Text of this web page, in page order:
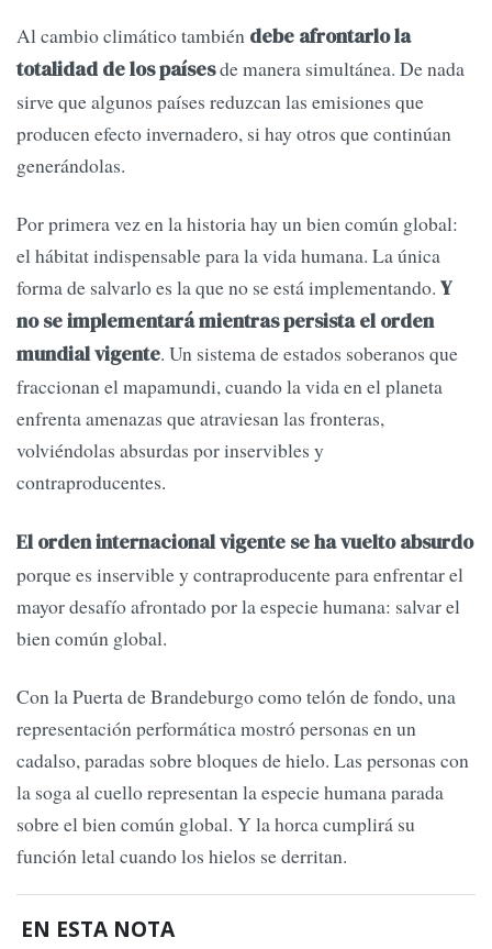
Al cambio climático también debe afrontarlo la
totalidad de los paísesde manera simultánea. De nada
sirve que algunos países reduzcan las emisiones que
producen efecto invernadero, si hay otros que continúan
generándolas.
Por primera vez en la historia hay un bien común global:
el hábitat indispensable para la vida humana. La única
forma de salvarlo es la que no se está implementando. Y
no se implementará mientras persista el orden
mundial vigente. Un sistema de estados soberanos que
fraccionan el mapamundi, cuando la vida en el planeta
enfrenta amenazas que atraviesan las fronteras,
volviéndolas absurdas por inservibles y
contraproducentes.
El orden internacional vigente se ha vuelto absurdo
porque es inservible y contraproducente para enfrentar el
mayor desafío afrontado por la especie humana: salvar el
bien común global.
Con la Puerta de Brandeburgo como telón de fondo, una
representación performática mostró personas en un
cadalso, paradas sobre bloques de hielo. Las personas con
la soga al cuello representan la especie humana parada
sobre el bien común global. Y la horca cumplirá su
función letal cuando los hielos se derritan.
EN ESTA NOTA